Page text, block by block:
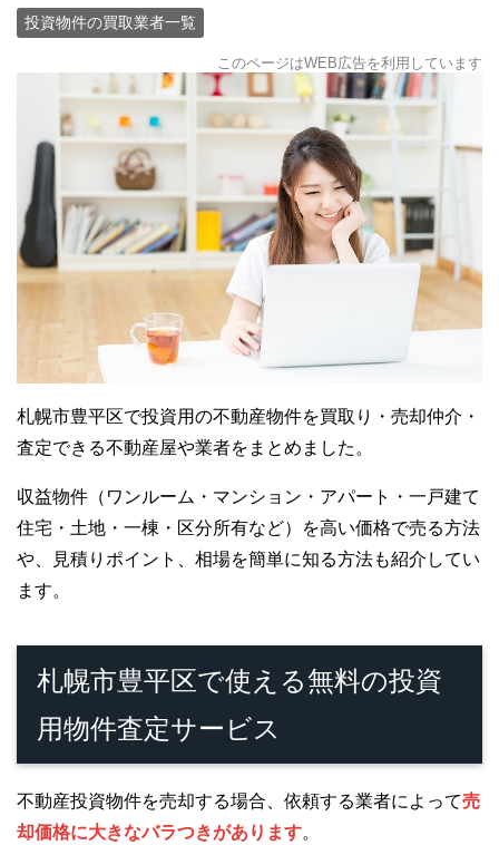
投資物件の買取業者一覧
このページはWEB広告を利用しています
札幌市豊平区で投資用の不動産物件を買取り・売却仲介・
査定できる不動産屋や業者をまとめました。
収益物件（ワンルーム・マンション・アパート・一戸建て
住宅・土地・一棟・区分所有など）を高い価格で売る方法
や、見積りポイント、相場を簡単に知る方法も紹介してい
ます。
札幌市豊平区で使える無料の投資
用物件査定サービス
不動産投資物件を売却する場合、依頼する業者によって売
却価格に大きなバラつきがあります。